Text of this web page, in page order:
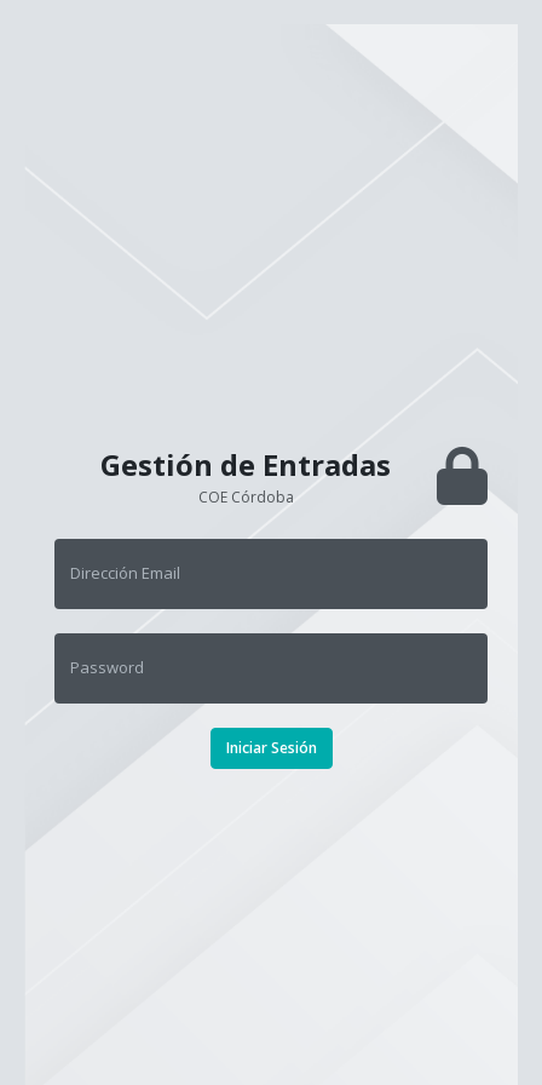
Gestión de Entradas
COE Córdoba
Dirección Email
Password
Iniciar Sesión